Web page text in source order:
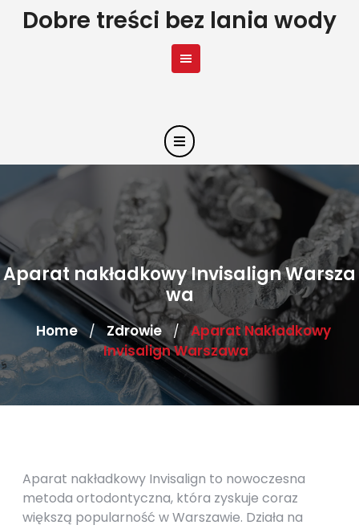
SkipDobre treści bez lania wody
Aparat nakładkowy Invisalign Warsza
wa
Home / Zdrowie / Aparat Nakładkowy
Invisalign Warszawa
Aparat nakładkowy Invisalign to nowoczesna
metoda ortodontyczna, która zyskuje coraz
większą popularność w Warszawie. Działa na